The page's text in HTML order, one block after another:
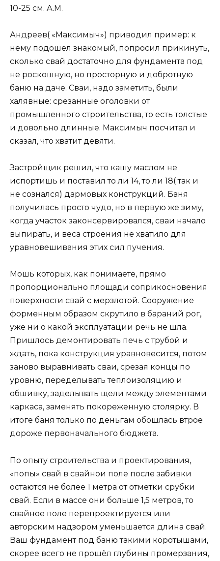
10-25 см. А.М.
Андреев( «Максимыч») приводил пример: к
нему подошел знакомый, попросил прикинуть,
сколько свай достаточно для фундамента под
не роскошную, но просторную и добротную
баню на даче. Сваи, надо заметить, были
халявные: срезанные оголовки от
промышленного строительства, то есть толстые
и довольно длинные. Максимыч посчитал и
сказал, что хватит девяти.
Застройщик решил, что кашу маслом не
испортишь и поставил то ли 14, то ли 18( так и
не сознался) дармовых конструкций. Баня
получилась просто чудо, но в первую же зиму,
когда участок законсервировался, сваи начало
выпирать, и веса строения не хватило для
уравновешивания этих сил пучения.
Мошь которых, как понимаете, прямо
пропорционально площади соприкосновения
поверхности свай с мерзлотой. Сооружение
форменным образом скрутило в бараний рог,
уже ни о какой эксплуатации речь не шла.
Пришлось демонтировать печь с трубой и
ждать, пока конструкция уравновесится, потом
заново выравнивать сваи, срезая концы по
уровню, переделывать теплоизоляцию и
обшивку, заделывать щели между элементами
каркаса, заменять покореженную столярку. В
итоге баня только по деньгам обошлась втрое
дороже первоначального бюджета.
По опыту строительства и проектирования,
«попы» свай в свайнои поле после забивки
остаются не более 1 метра от отметки срубки
свай. Если в массе они больше 1,5 метров, то
свайное поле перепроектируется или
авторским надзором уменьшается длина свай.
Ваш фундамент под баню такими коротышами,
скорее всего не прошёл глубины промерзания,